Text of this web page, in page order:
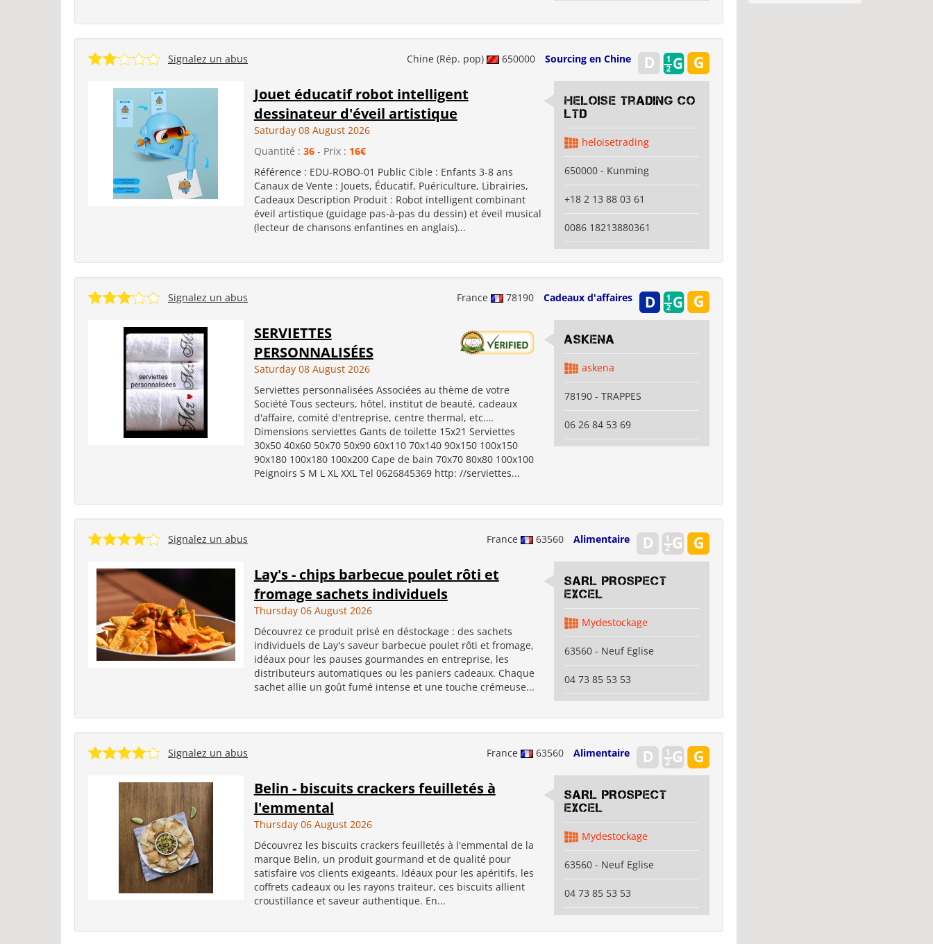
Chine (Rép. pop) 650000 Sourcing en Chine
Signalez un abus
Jouet éducatif robot intelligent
dessinateur d'éveil artistique
Saturday 08 August 2026
Quantité : 36- Prix : 16€
Référence : EDU-ROBO-01 Public Cible : Enfants 3-8 ans
Canaux de Vente : Jouets, Éducatif, Puériculture, Librairies,
Cadeaux Description Produit : Robot intelligent combinant
éveil artistique (guidage pas-à-pas du dessin) et éveil musical
(lecteur de chansons enfantines en anglais)...
Heloise Trading Co
Ltd
heloisetrading
650000 - Kunming
+18 2 13 88 03 61
0086 18213880361
France 78190 Cadeaux d'affaires
Signalez un abus
SERVIETTES
PERSONNALISÉES
Saturday 08 August 2026
Serviettes personnalisées Associées au thème de votre
Société Tous secteurs, hôtel, institut de beauté, cadeaux
d'affaire, comité d'entreprise, centre thermal, etc.…
Dimensions serviettes Gants de toilette 15x21 Serviettes
30x50 40x60 50x70 50x90 60x110 70x140 90x150 100x150
90x180 100x180 100x200 Cape de bain 70x70 80x80 100x100
Peignoirs S M L XL XXL Tel 0626845369 http: //serviettes...
ASKENA
askena
78190 - TRAPPES
06 26 84 53 69
France 63560 Alimentaire
Signalez un abus
Lay's - chips barbecue poulet rôti et
fromage sachets individuels
Thursday 06 August 2026
Découvrez ce produit prisé en déstockage : des sachets
individuels de Lay's saveur barbecue poulet rôti et fromage,
idéaux pour les pauses gourmandes en entreprise, les
distributeurs automatiques ou les paniers cadeaux. Chaque
sachet allie un goût fumé intense et une touche crémeuse...
SARL PROSPECT
EXCEL
Mydestockage
63560 - Neuf Eglise
04 73 85 53 53
France 63560 Alimentaire
Signalez un abus
Belin - biscuits crackers feuilletés à
l'emmental
Thursday 06 August 2026
Découvrez les biscuits crackers feuilletés à l'emmental de la
marque Belin, un produit gourmand et de qualité pour
satisfaire vos clients exigeants. Idéaux pour les apéritifs, les
coffrets cadeaux ou les rayons traiteur, ces biscuits allient
croustillance et saveur authentique. En...
SARL PROSPECT
EXCEL
Mydestockage
63560 - Neuf Eglise
04 73 85 53 53